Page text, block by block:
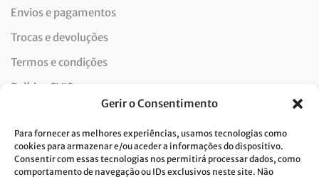
Gerir o Consentimento
Para fornecer as melhores experiências, usamos tecnologias como
cookies para armazenar e/ou aceder a informações do dispositivo.
Consentir com essas tecnologias nos permitirá processar dados, como
comportamento de navegação ou IDs exclusivos neste site. Não
Envios e pagamentos
Trocas e devoluções
Termos e condições
Política CVIS
Política de privacidade
Política de cookies
Livro de reclamações